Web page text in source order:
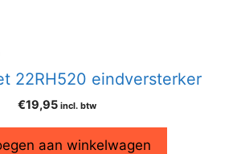
22RH520 eindversterker
€19,95 incl. btw
aan winkelwagen